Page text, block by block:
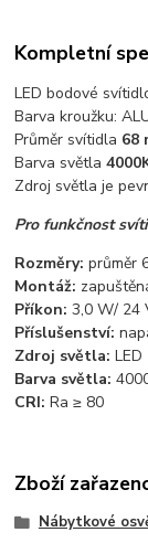
Kompletní
LED bodové
Barva kroužku:
Průměr svítidla 68
Barva světla
Zdroj světla je
Pro funkčnost
Rozměry: průměr
Montáž:
Příkon: 3,0 W/ 24
Příslušenství:
Zdroj světla:LED
Barva světla:
CRI: Ra ≥ 80
Zboží
Nábytkové